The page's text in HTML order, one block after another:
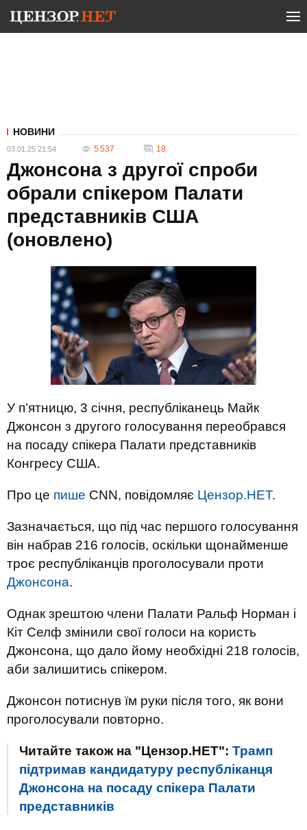
НОВИНИ
03.01.25 21:54 5 537 18
Джонсона з другої спроби
обрали спікером Палати
представників США
(оновлено)
У п’ятницю, 3 січня, республіканець Майк
Джонсон з другого голосування переобрався
на посаду спікера Палати представників
Конгресу США.
Про це пише CNN, повідомляє Цензор.НЕТ.
Зазначається, що під час першого голосування
він набрав 216 голосів, оскільки щонайменше
троє республіканців проголосували проти
Джонсона.
Однак зрештою члени Палати Ральф Норман і
Кіт Селф змінили свої голоси на користь
Джонсона, що дало йому необхідні 218 голосів,
аби залишитись спікером.
Джонсон потиснув їм руки після того, як вони
проголосували повторно.
Читайте також на "Цензор.НЕТ": Трамп
підтримав кандидатуру республіканця
Джонсона на посаду спікера Палати
представників